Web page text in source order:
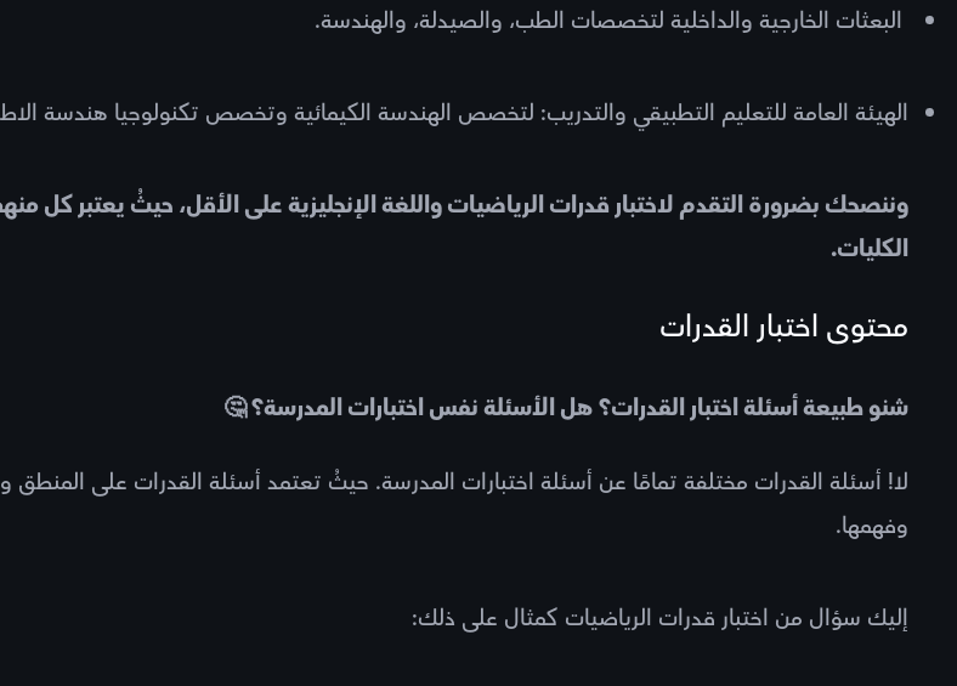
البعثات الخارجية والداخلية لتخصصات الطب، والصيدلة، والهندسة.
الهيئة العامة للتعليم التطبيقي والتدريب: لتخصص الهندسة الكيمائية وتخصص تكنولوجيا هندسة
وننصحك بضرورة التقدم لاختبار قدرات الرياضيات واللغة الإنجليزية على الأقل، حيثُ يعتبر كل
الكليات.
محتوى اختبار القدرات
شنو طبيعة أسئلة اختبار القدرات؟ هل الأسئلة نفس اختبارات المدرسة؟ 🤔
لا! أسئلة القدرات مختلفة تمامًا عن أسئلة اختبارات المدرسة. حيثُ تعتمد أسئلة القدرات على المنطق
وفهمها.
إليك سؤال من اختبار قدرات الرياضيات كمثال على ذلك: